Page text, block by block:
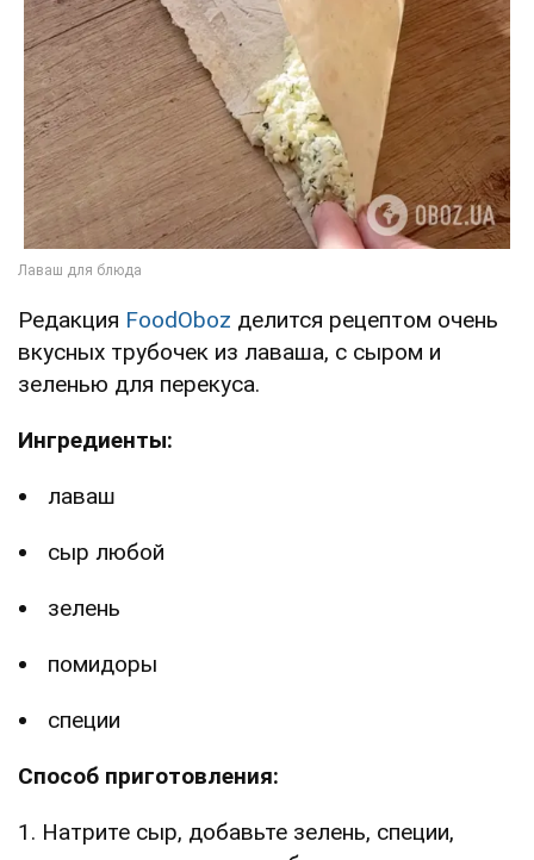
Редакция FoodOboz делится рецептом очень
вкусных трубочек из лаваша, с сыром и
зеленью для перекуса.
Ингредиенты:
лаваш
сыр любой
зелень
помидоры
специи
Способ приготовления:
1. Натрите сыр, добавьте зелень, специи,